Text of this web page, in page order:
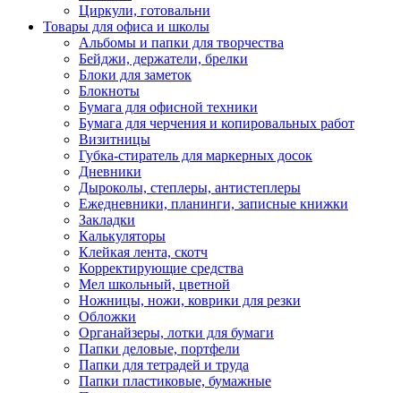
Циркули, готовальни
Товары для офиса и школы
Альбомы и папки для творчества
Бейджи, держатели, брелки
Блоки для заметок
Блокноты
Бумага для офисной техники
Бумага для черчения и копировальных работ
Визитницы
Губка-стиратель для маркерных досок
Дневники
Дыроколы, степлеры, антистеплеры
Ежедневники, планинги, записные книжки
Закладки
Калькуляторы
Клейкая лента, скотч
Корректирующие средства
Мел школьный, цветной
Ножницы, ножи, коврики для резки
Обложки
Органайзеры, лотки для бумаги
Папки деловые, портфели
Папки для тетрадей и труда
Папки пластиковые, бумажные